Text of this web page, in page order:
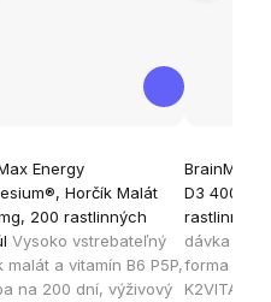
Energy
Horčík Malát
200 rastlinných
Vysoko vstrebateľný
malát a vitamín B6 P5P,
na 200 dní, výživový
BrainMax
D3 4000
dávka D3
forma K2
produktu
je
4,9
z